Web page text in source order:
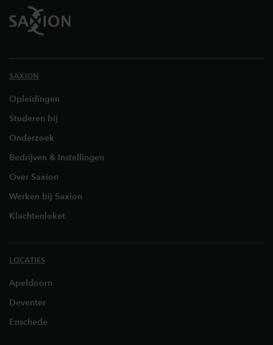
SAXION
Opleidingen
Studeren bij
Onderzoek
Bedrijven & Instellingen
Over Saxion
Werken bij Saxion
Klachtenloket
LOCATIES
Apeldoorn
Deventer
Enschede